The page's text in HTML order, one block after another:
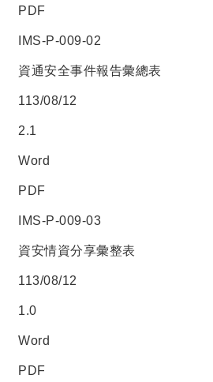
PDF
IMS-P-009-02
資通安全事件報告彙總表
113/08/12
2.1
Word
PDF
IMS-P-009-03
資安情資分享彙整表
113/08/12
1.0
Word
PDF